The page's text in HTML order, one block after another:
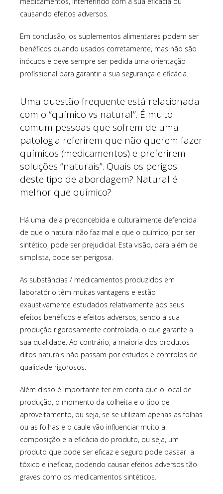
causando efeitos adversos.
Em conclusão, os suplementos alimentares podem ser
benéficos quando usados corretamente, mas não são
inócuos e deve sempre ser pedida uma orientação
profissional para garantir a sua segurança e eficácia.
Uma questão frequente está relacionada
com o “químico vs natural”. É muito
comum pessoas que sofrem de uma
patologia referirem que não querem fazer
químicos (medicamentos) e preferirem
soluções “naturais”. Quais os perigos
deste tipo de abordagem? Natural é
melhor que químico?
Há uma ideia preconcebida e culturalmente defendida
de que o natural não faz mal e que o químico, por ser
sintético, pode ser prejudicial. Esta visão, para além de
simplista, pode ser perigosa.
As substâncias / medicamentos produzidos em
laboratório têm muitas vantagens e estão
exaustivamente estudados relativamente aos seus
efeitos benéficos e efeitos adversos, sendo a sua
produção rigorosamente controlada, o que garante a
sua qualidade. Ao contrário, a maioria dos produtos
ditos naturais não passam por estudos e controlos de
qualidade rigorosos.
Além disso é importante ter em conta que o local de
produção, o momento da colheita e o tipo de
aproveitamento, ou seja, se se utilizam apenas as folhas
ou as folhas e o caule vão influenciar muito a
composição e a eficácia do produto, ou seja, um
produto que pode ser eficaz e seguro pode passar a
tóxico e ineficaz, podendo causar efeitos adversos tão
graves como os medicamentos sintéticos.